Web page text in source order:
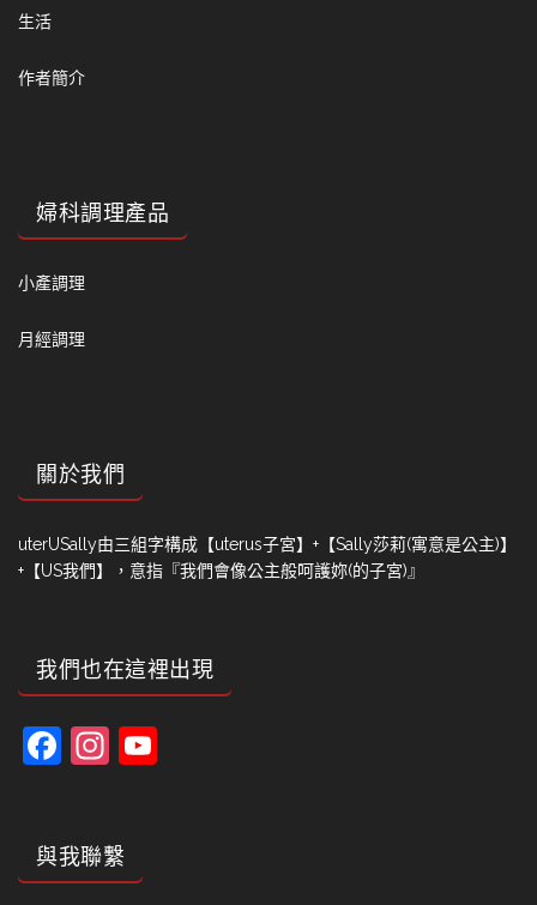
生活
作者簡介
婦科調理產品
小產調理
月經調理
關於我們
uterUSally由三組字構成【uterus子宮】+【Sally莎莉(寓意是公主)】
+【US我們】，意指『我們會像公主般呵護妳(的子宮)』
我們也在這裡出現
Facebook
Instagram
與我聯繫